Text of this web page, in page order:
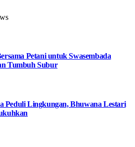
Petani untuk Swasembada
Tumbuh Subur
Peduli Lingkungan, Bhuwana Lestari